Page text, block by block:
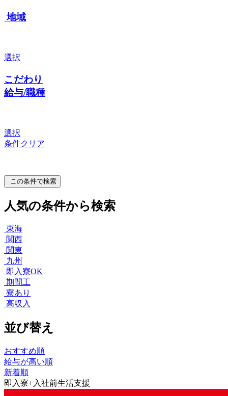
地域
選択
こだわり
給与/職種
選択
条件クリア
この条件で検索
人気の条件から検索
東海
関西
関東
九州
即入寮OK
期間工
寮あり
高収入
並び替え
おすすめ順
給与が高い順
新着順
即入寮+入社前生活支援